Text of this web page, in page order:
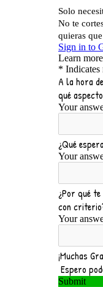
¿A la
punto
ayuda?